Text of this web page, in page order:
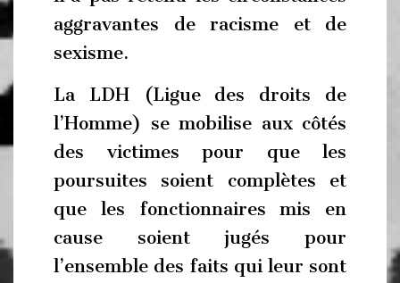
aggravantes de racisme et de
sexisme.
La LDH (Ligue des droits de
l’Homme) se mobilise aux côtés
des victimes pour que les
poursuites soient complètes et
que les fonctionnaires mis en
cause soient jugés pour
l’ensemble des faits qui leur sont